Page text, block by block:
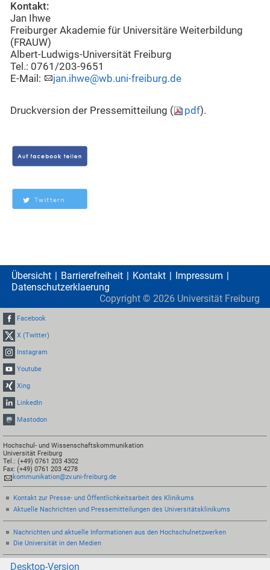
Kontakt:
Jan Ihwe
Freiburger Akademie für Universitäre Weiterbildung
(FRAUW)
Albert-Ludwigs-Universität Freiburg
Tel.: 0761/203-9651
E-Mail:
jan.ihwe@wb.uni-freiburg.de
Druckversion der Pressemitteilung ( pdf).
Übersicht Barrierefreiheit Kontakt
Impressum
Datenschutzerklaerung
Copyright © 2026 Universität Freiburg
Facebook
X (Twitter)
Instagram
Youtube
Xing
LinkedIn
Mastodon
Hochschul- und Wissenschaftskommunikation
Universität Freiburg
Tel.: (+49) 0761 203 4302
Fax: (+49) 0761 203 4278
kommunikation@zv.uni-freiburg.de
Kontakt zur Presse- und Öffentlichkeitsarbeit des Klinikums
Aktuelle Nachrichten und Pressemitteilungen des Universitätsklinikums
Nachrichten und aktuelle Informationen aus den Hochschulnetzwerken
Die Universität in den Medien
Desktop-Version